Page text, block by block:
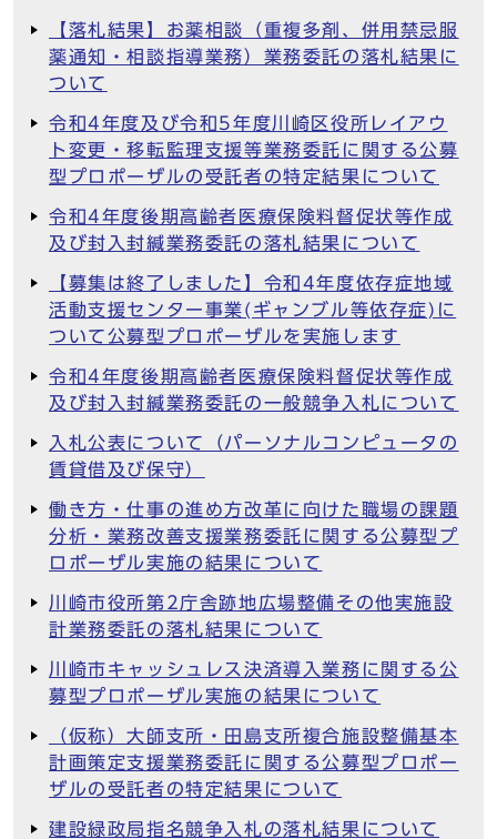
【落札結果】お薬相談（重複多剤、併用禁忌服
薬通知・相談指導業務）業務委託の落札結果に
ついて
令和4年度及び令和5年度川崎区役所レイアウ
ト変更・移転監理支援等業務委託に関する公募
型プロポーザルの受託者の特定結果について
令和4年度後期高齢者医療保険料督促状等作成
及び封入封緘業務委託の落札結果について
【募集は終了しました】令和4年度依存症地域
活動支援センター事業(ギャンブル等依存症)に
ついて公募型プロポーザルを実施します
令和4年度後期高齢者医療保険料督促状等作成
及び封入封緘業務委託の一般競争入札について
入札公表について（パーソナルコンピュータの
賃貸借及び保守）
働き方・仕事の進め方改革に向けた職場の課題
分析・業務改善支援業務委託に関する公募型プ
ロポーザル実施の結果について
川崎市役所第2庁舎跡地広場整備その他実施設
計業務委託の落札結果について
川崎市キャッシュレス決済導入業務に関する公
募型プロポーザル実施の結果について
（仮称）大師支所・田島支所複合施設整備基本
計画策定支援業務委託に関する公募型プロポー
ザルの受託者の特定結果について
建設緑政局指名競争入札の落札結果について